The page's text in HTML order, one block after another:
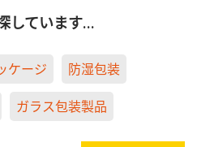
しています…
ケージ 防湿包装
ガラス包装製品